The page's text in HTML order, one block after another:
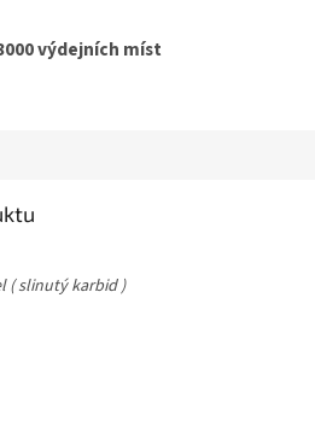
výdejních míst
( slinutý karbid )